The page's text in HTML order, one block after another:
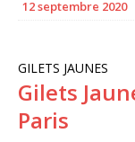
12 septembre 2020
GILETS JAUNES
Gilets
Paris